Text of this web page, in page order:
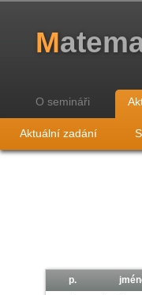
M
O semináři
Aktuální zadání
p.